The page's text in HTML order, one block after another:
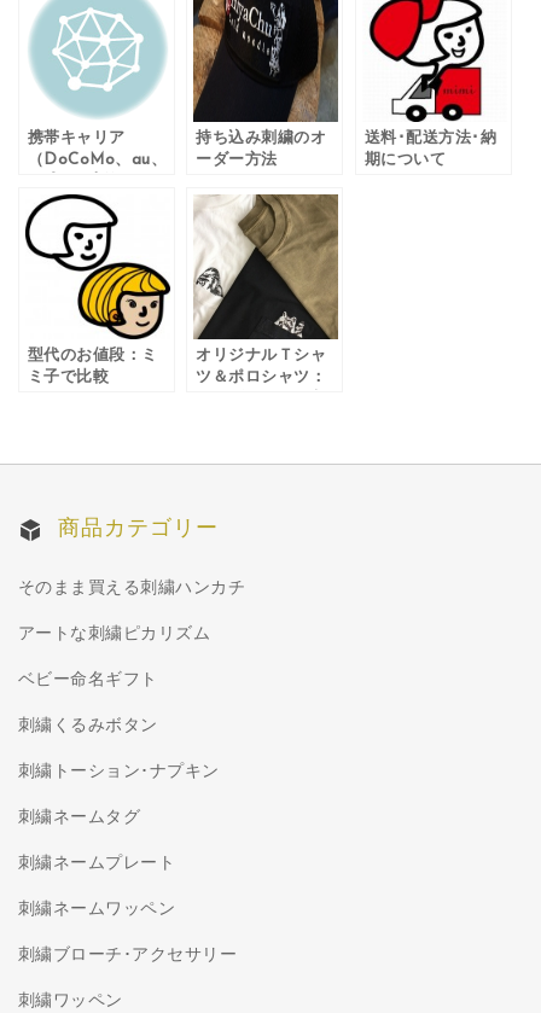
携帯キャリア
（DoCoMo、au、
ールアドレスをご
登録のお客様へ
持ち込み刺繍のオ
ーダー方法
送料･配送方法･納
期について
型代のお値段：ミ
ミ子で比較
オリジナルＴシャ
ツ＆ポロシャツ：
商品カテゴリー
そのまま買える刺繍ハンカチ
アートな刺繍ピカリズム
ベビー命名ギフト
刺繍くるみボタン
刺繍トーション･ナプキン
刺繍ネームタグ
刺繍ネームプレート
刺繍ネームワッペン
刺繍ブローチ･アクセサリー
刺繍ワッペン